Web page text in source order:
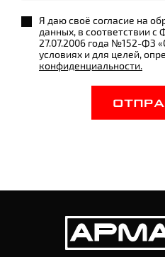
Я даю своё согласие на
данных, в соответствии
27.07.2006 года №152-ФЗ
условиях и для целей,
конфиденциальности.